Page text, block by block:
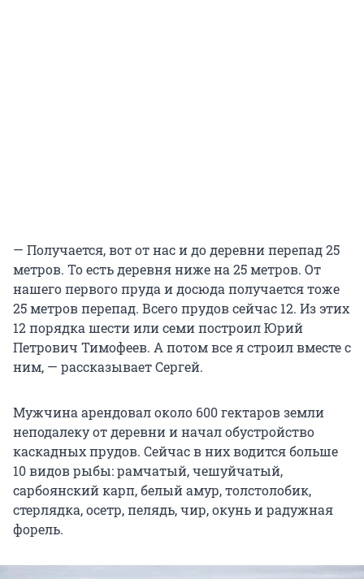
— Получается, вот от нас и до деревни перепад 25
метров. То есть деревня ниже на 25 метров. От
нашего первого пруда и досюда получается тоже
25 метров перепад. Всего прудов сейчас 12. Из этих
12 порядка шести или семи построил Юрий
Петрович Тимофеев. А потом все я строил вместе с
ним, — рассказывает Сергей.
Мужчина арендовал около 600 гектаров земли
неподалеку от деревни и начал обустройство
каскадных прудов. Сейчас в них водится больше
10 видов рыбы: рамчатый, чешуйчатый,
сарбоянский карп, белый амур, толстолобик,
стерлядка, осетр, пелядь, чир, окунь и радужная
форель.